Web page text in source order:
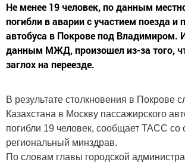
Не менее 19 человек, по данным
погибли в аварии с участием поезда и
автобуса в Покрове под Владимиром.
данным МЖД, произошел из-за того,
заглох на переезде.
В результате столкновения в Покрове
Казахстана в Москву пассажирского
погибли 19 человек, сообщает ТАСС со
региональный минздрав.
По словам главы городской